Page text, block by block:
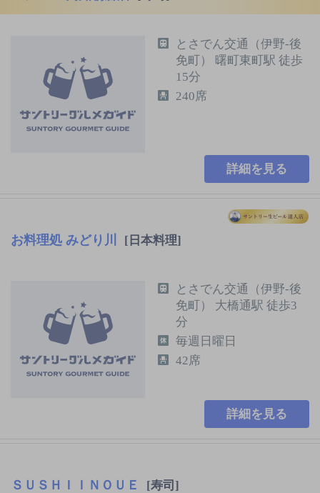
とさでん交通（伊野-後
免町） 曙町東町駅 徒歩
15分
240席
詳細を見る
お料理処 みどり川 [日本料理]
とさでん交通（伊野-後
免町） 大橋通駅 徒歩3
分
毎週日曜日
42席
詳細を見る
ＳＵＳＨＩＩＮＯＵＥ [寿司]